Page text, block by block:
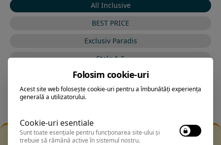
All Inclusive
BEST PRICE
Exclusiv Paradis
Stele 1-5
Stele 5-1
Filtrarea nu a returnat niciun rezultat
Folosim cookie-uri
Acest site web folosește cookie-uri pentru a îmbunătăți experiența
generală a utilizatorului.
Cookie-uri esentiale
Sunt toate esențiale pentru funcționarea site-ului și
trebuie să rămână active în sistemul nostru.